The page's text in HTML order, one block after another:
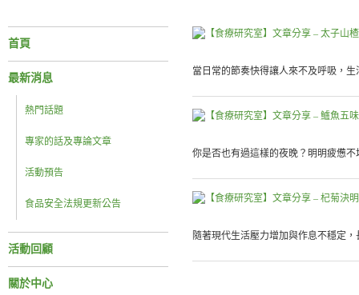
首頁
最新消息
熱門話題
專家的話及專論文章
活動預告
食品安全法規更新公告
活動回顧
關於中心
當日常的節奏快得讓人來不及呼吸，
你是否也有過這樣的夜晚？明明疲憊
隨著現代生活壓力增加與作息不穩定